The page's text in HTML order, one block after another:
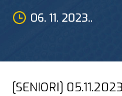
06. 11. 2023..
[SENIORI] 05.11.2023